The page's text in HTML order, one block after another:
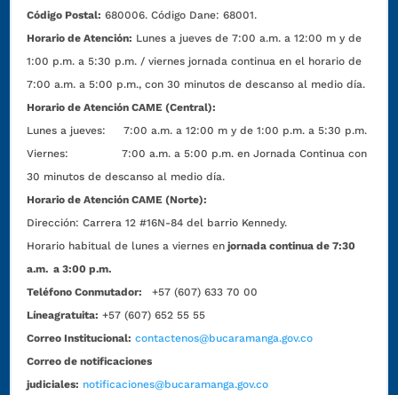
Código Postal: 680006. Código Dane: 68001.
Horario de Atención: Lunes a jueves de 7:00 a.m. a 12:00 m y de
1:00 p.m. a 5:30 p.m. / viernes jornada continua en el horario de
7:00 a.m. a 5:00 p.m., con 30 minutos de descanso al medio día.
Horario de Atención CAME (Central):
Lunes a jueves: 7:00 a.m. a 12:00 m y de 1:00 p.m. a 5:30 p.m.
Viernes: 7:00 a.m. a 5:00 p.m. en Jornada Continua con
30 minutos de descanso al medio día.
Horario de Atención CAME (Norte):
Dirección:Carrera 12 #16N-84 del barrio Kennedy.
Horario habitual de lunes a viernes en jornada continua de 7:30
a.m. a 3:00 p.m.
Teléfono Conmutador:
+57 (607) 633 70 00
Líneagratuita: +57 (607) 652 55 55
Correo Institucional: contactenos@bucaramanga.gov.co
Correo de notificaciones
judiciales: notificaciones@bucaramanga.gov.co